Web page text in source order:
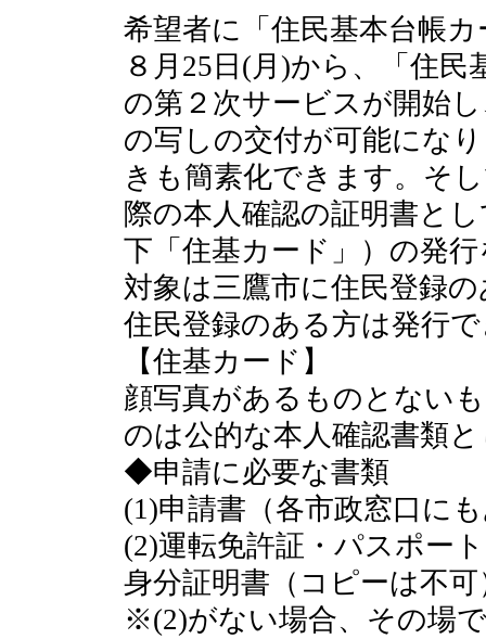
希望者に「住民基本台帳
８月25日(月)から、「住
の第２次サービスが開始
の写しの交付が可能にな
きも簡素化できます。そ
際の本人確認の証明書と
下「住基カード」）の発
対象は三鷹市に住民登録
住民登録のある方は発行
【住基カード】
顔写真があるものとない
のは公的な本人確認書類
◆申請に必要な書類
(1)申請書（各市政窓口に
(2)運転免許証・パスポー
身分証明書（コピーは不可
※(2)がない場合、その場